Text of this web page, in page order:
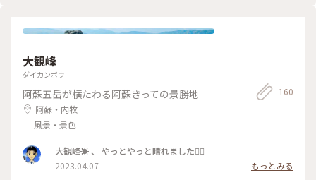
熊本県
大観峰
ダイカンボウ
阿蘇五岳が横たわる阿蘇きっての景勝地
阿蘇・内牧
風景・景色
160
大観峰☀️ 、 やっとやっと晴れました🙆‍♀️
2023.04.07
もっとみる